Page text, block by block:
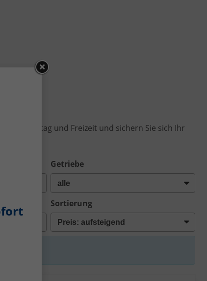
Alltag und Freizeit und sichern Sie sich Ihr
Getriebe
Sortierung